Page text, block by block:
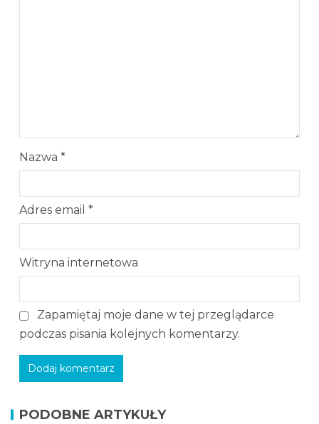
Nazwa *
Adres email *
Witryna internetowa
Zapamiętaj moje dane w tej przeglądarce
podczas pisania kolejnych komentarzy.
PODOBNE ARTYKUŁY